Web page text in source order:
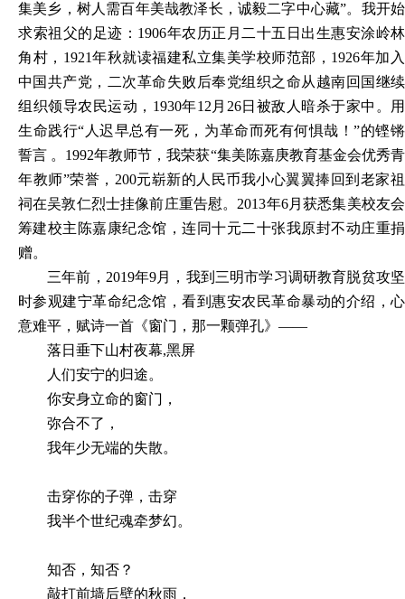
集美乡，树人需百年美哉教泽长，诚毅二字中心藏”。我开始
求索祖父的足迹：1906年农历正月二十五日出生惠安涂岭林
角村，1921年秋就读福建私立集美学校师范部，1926年加入
中国共产党，二次革命失败后奉党组织之命从越南回国继续
组织领导农民运动，1930年12月26日被敌人暗杀于家中。用
生命践行“人迟早总有一死，为革命而死有何惧哉！”的铿锵
誓言 。1992年教师节，我荣获“集美陈嘉庚教育基金会优秀青
年教师”荣誉，200元崭新的人民币我小心翼翼捧回到老家祖
祠在吴敦仁烈士挂像前庄重告慰。2013年6月获悉集美校友会
筹建校主陈嘉康纪念馆，连同十元二十张我原封不动庄重捐
赠。
三年前， 2019年9月，我到三明市学习调研教育脱贫攻坚
时参观建宁革命纪念馆，看到惠安农民革命暴动的介绍，心
意难平，赋诗一首《窗门，那一颗弹孔》——
落日垂下山村夜幕,黑屏
人们安宁的归途。
你安身立命的窗门，
弥合不了，
我年少无端的失散。
击穿你的子弹，击穿
我半个世纪魂牵梦幻。
知否，知否？
敲打前墙后壁的秋雨，